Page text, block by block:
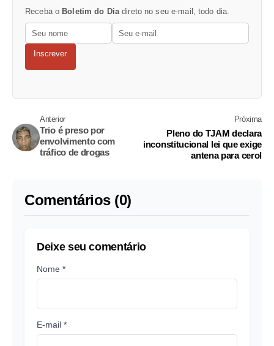
Receba o Boletim do Dia direto no seu e-mail, todo dia.
Inscrever
Anterior
Trio é preso por
envolvimento com
tráfico de drogas
Próxima
Pleno do TJAM declara
inconstitucional lei que exige
antena para cerol
Comentários (0)
Deixe seu comentário
Nome *
E-mail *